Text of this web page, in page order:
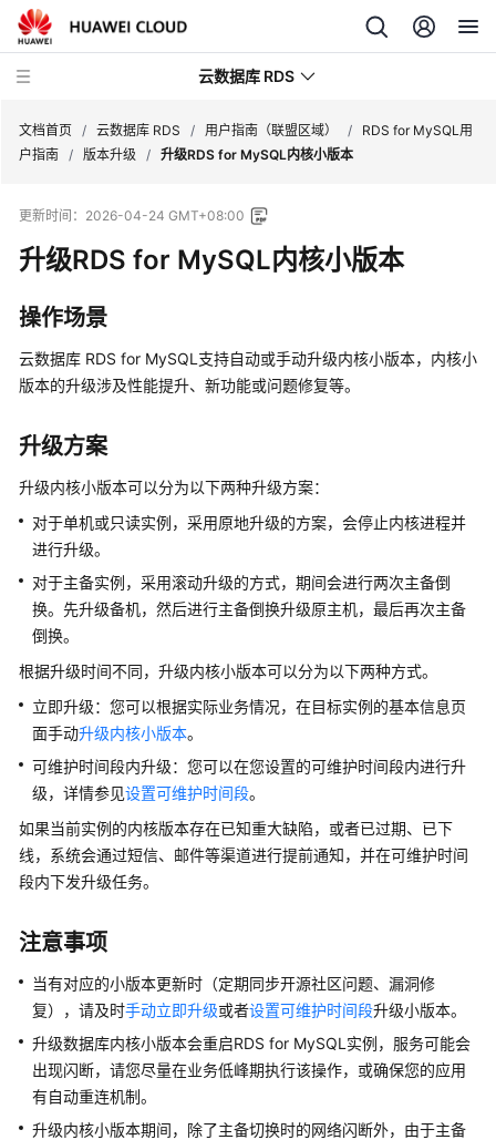
云数据库 RDS
产
介
绍
计
说
明
速
入
门
内
介
绍
户
指
南
最
实
践
性
白
皮
书
文档首页 / 云数据库 RDS / 用户指南（联盟区域） /
RDS for MySQL用
户指南 / 版本升级 / 升级RDS for MySQL内核小版本
更新时间： 2026-04-24 GMT+08:00
升级RDS for MySQL内核小版本
操作场景
云数据库 RDS for MySQL 支持自动或手动升级内核小版本，内核小
版本的升级涉及性能提升、新功能或问题修复等。
升级方案
升级内核小版本可以分为以下两种升级方案：
对于单机或只读实例，采用原地升级的方案，会停止内核进程并
进行升级。
对于主备实例，采用滚动升级的方式，期间会进行两次主备倒
换。先升级备机，然后进行主备倒换升级原主机，最后再次主备
倒换。
根据升级时间不同，升级内核小版本可以分为以下两种方式。
立即升级：您可以根据实际业务情况，在目标实例的基本信息页
面手动升级内核小版本。
可维护时间段内升级：您可以在您设置的可维护时间段内进行升
级，详情参见设置可维护时间段。
如果当前实例的内核版本存在已知重大缺陷，或者已过期、已下
线，系统会通过短信、邮件等渠道进行提前通知，并在可维护时间
段内下发升级任务。
注意事项
当有对应的小版本更新时（定期同步开源社区问题、漏洞修
复），请及时手动立即升级或者设置可维护时间段升级小版本。
升级数据库内核小版本会重启RDS for MySQL 实例，服务可能会
出现闪断，请您尽量在业务低峰期执行该操作，或确保您的应用
有自动重连机制。
升级内核小版本期间，除了主备切换时的网络闪断外，由于主备